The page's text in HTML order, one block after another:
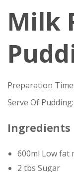
Milk
Preparation
Serve Of
Ingredients
600ml Low fat
2 tbs Sugar